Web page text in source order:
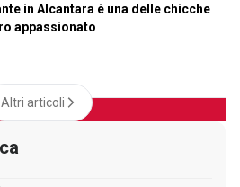
in Alcantara è una delle chicche
appassionato
Altri articoli